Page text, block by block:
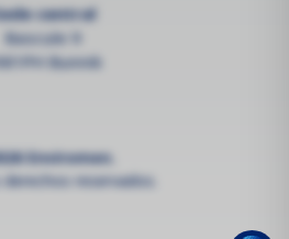
central
Bascule 9
Bunnik
Enviromen.
derechos reservados.